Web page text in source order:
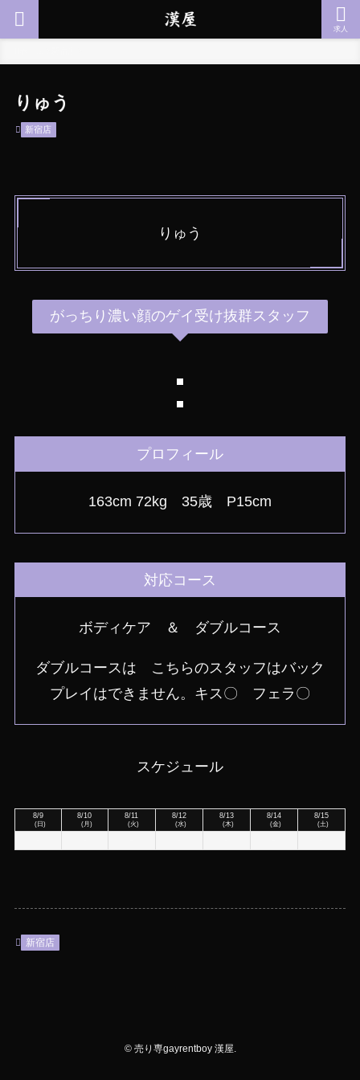
求人
りゅう
新宿店
りゅう
がっちり濃い顔のゲイ受け抜群スタッフ
プロフィール
163cm 72kg 35歳 P15cm
対応コース
ボディケア ＆ ダブルコース
ダブルコースは こちらのスタッフはバック
プレイはできません。キス〇 フェラ〇
スケジュール
8/9
(日)
8/10
(月)
8/11
(火)
8/12
(水)
8/13
(木)
8/14
(金)
8/15
(土)
新宿店
©売り専gayrentboy 漢屋.